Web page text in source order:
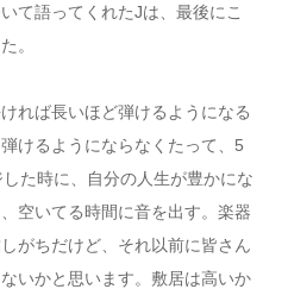
て語ってくれたJは、最後にこ
。
れば長いほど弾けるようになる
けるようにならなくたって、5
た時に、自分の人生が豊かにな
空いてる時間に音を出す。楽器
がちだけど、それ以前に皆さん
いかと思います。敷居は高いか